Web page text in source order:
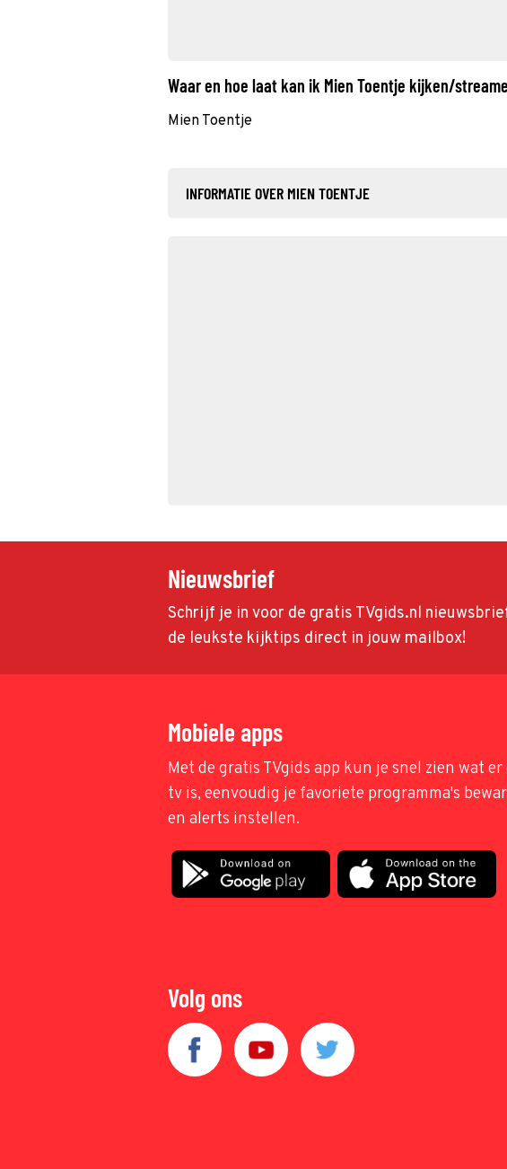
Waar en hoe laat kan ik Mien Toentje kijken/
Mien Toentje
INFORMATIE OVER MIEN TOENTJE
Nieuwsbrief
Schrijf je in voor de gratis TVgids.nl
de leukste kijktips direct in jouw mailbox!
Mobiele apps
Met de gratis TVgids app kun je snel zien wat er
tv is, eenvoudig je favoriete programma's
en alerts instellen.
Volg ons